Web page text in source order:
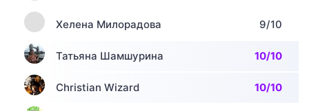
Хелена Милорадова 9/10
Татьяна Шамшурина 10/10
Christian Wizard 10/10